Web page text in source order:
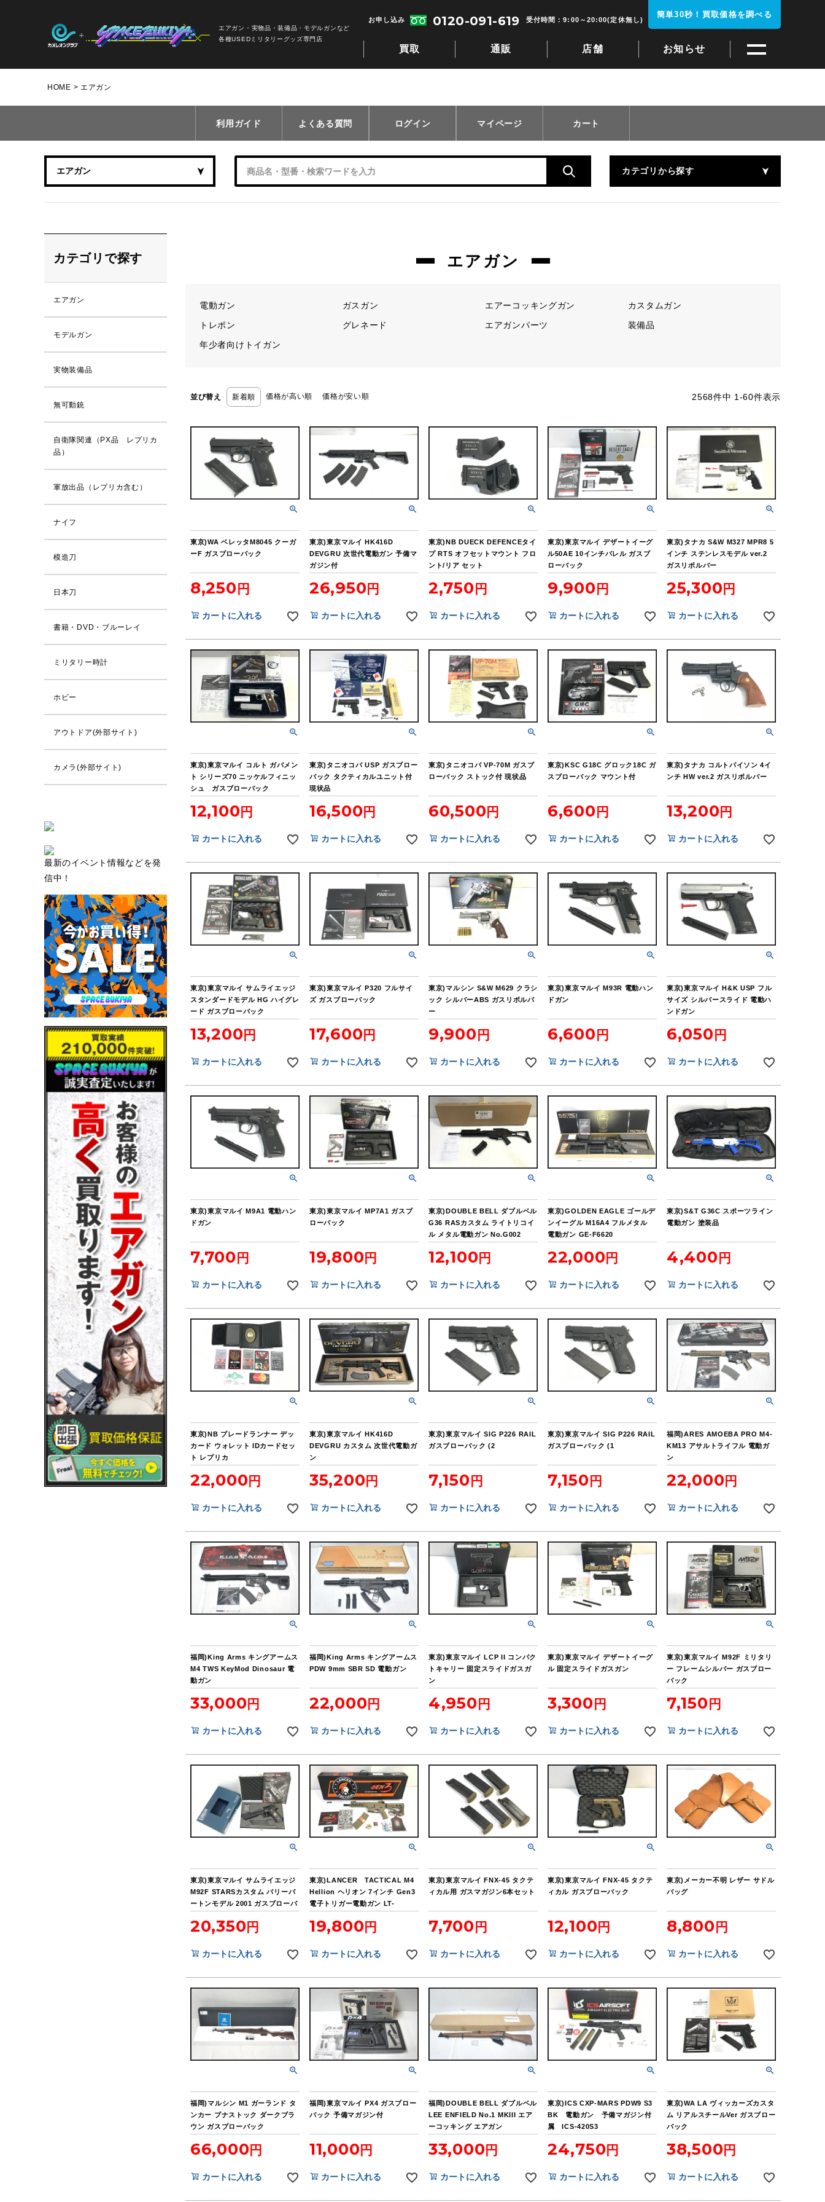
エアガン・実物品・装備品・モデルガンなど
各種USEDミリタリーグッズ専門店
買取 通販 店舗 お知らせ
お申し込み 0120-091-619 受付時間：9:00～20:00(定休無し)
簡単30秒！買取価格を調べる
HOME エアガン
利用ガイド よくある質問 ログイン マイページ カート
カテゴリから探す
エアガン
電動ガン ガスガン エアーコッキングガン
カスタムガン
トレポン
グレネード エアガンパーツ
装備品
年少者向けトイガン
並び替え 新着順 価格が高い順 価格が安い順 2568件中 1 -60件表示
東京)WA ベレッタM8045 クーガ
ーF ガスブローバック
8,250
カートに入れる
東京)東京マルイ HK416D
DEVGRU 次世代電動ガン 予備マ
ガジン付
26,950
カートに入れる
東京)NB DUECK DEFENCEタイ
プ RTS オフセットマウント フロ
ント/リア セット
2,750
カートに入れる
東京)東京マルイ デザートイーグ
ル50AE 10インチバレル ガスブ
ローバック
9,900
カートに入れる
東京)タナカ S&W M327 MPR8 5
インチ ステンレスモデル ver.2
ガスリボルバー
25,300
カートに入れる
東京)東京マルイ コルト ガバメン
ト シリーズ70 ニッケルフィニッ
シュ ガスブローバック
12,100
カートに入れる
東京)タニオコバ USP ガスブロー
バック タクティカルユニット付
現状品
16,500
カートに入れる
東京)タニオコバ VP-70M ガスブ
ローバック ストック付 現状品
60,500
カートに入れる
東京)KSC G18C グロック18C ガ
スブローバック マウント付
6,600
カートに入れる
東京)タナカ コルトパイソン 4イ
ンチ HW ver.2 ガスリボルバー
13,200
カートに入れる
東京)東京マルイ サムライエッジ
スタンダードモデル HG ハイグレ
ード ガスブローバック
13,200
カートに入れる
東京)東京マルイ P320 フルサイ
ズ ガスブローバック
17,600
カートに入れる
東京)マルシン S&W M629 クラシ
ック シルバーABS ガスリボルバ
ー
9,900
カートに入れる
東京)東京マルイ M93R 電動ハン
ドガン
6,600
カートに入れる
東京)東京マルイ H&K USP フル
サイズ シルバースライド 電動ハ
ンドガン
6,050
カートに入れる
東京)東京マルイ M9A1 電動ハン
ドガン
7,700
カートに入れる
東京)東京マルイ MP7A1 ガスブ
ローバック
19,800
カートに入れる
東京)DOUBLE BELL ダブルベル
G36 RASカスタム ライトリコイ
ル メタル電動ガン No.G002
12,100
カートに入れる
東京)GOLDEN EAGLE ゴールデ
ンイーグル M16A4 フルメタル
電動ガン GE-F6620
22,000
カートに入れる
東京)S&T G36C スポーツライン
電動ガン 塗装品
4,400
カートに入れる
東京)NB ブレードランナー デッ
カード ウォレット IDカードセッ
ト レプリカ
22,000
カートに入れる
東京)東京マルイ HK416D
DEVGRU カスタム 次世代電動ガ
ン
35,200
カートに入れる
東京)東京マルイ SIG P226 RAIL
ガスブローバック (2
7,150
カートに入れる
東京)東京マルイ SIG P226 RAIL
ガスブローバック (1
7,150
カートに入れる
福岡)ARES AMOEBA PRO M4-
KM13 アサルトライフル 電動ガ
ン
22,000
カートに入れる
福岡)King Arms キングアームス
M4 TWS KeyMod Dinosaur 電
動ガン
33,000
カートに入れる
福岡)King Arms キングアームス
PDW 9mm SBR SD 電動ガン
22,000
カートに入れる
東京)東京マルイ LCP II コンパク
トキャリー 固定スライドガスガ
ン
4,950
カートに入れる
東京)東京マルイ デザートイーグ
ル 固定スライドガスガン
3,300
カートに入れる
東京)東京マルイ M92F ミリタリ
ー フレームシルバー ガスブロー
バック
7,150
カートに入れる
東京)東京マルイ サムライエッジ
M92F STARSカスタム バリーバ
ートンモデル 2001 ガスブローバ
20,350
カートに入れる
東京)LANCER TACTICAL M4
Hellion ヘリオン 7インチ Gen3
電子トリガー電動ガン LT-
19,800
カートに入れる
東京)東京マルイ FNX-45 タクテ
ィカル用 ガスマガジン6本セット
7,700
カートに入れる
東京)東京マルイ FNX-45 タクテ
ィカル ガスブローバック
12,100
カートに入れる
東京)メーカー不明 レザー サドル
バッグ
8,800
カートに入れる
福岡)マルシン M1 ガーランド タ
ンカー ブナストック ダークブラ
ウン ガスブローバック
66,000
カートに入れる
福岡)東京マルイ PX4 ガスブロー
バック 予備マガジン付
11,000
カートに入れる
福岡)DOUBLE BELL ダブルベル
LEE ENFIELD No.1 MKIII エア
ーコッキング エアガン
33,000
カートに入れる
東京)ICS CXP-MARS PDW9 S3
BK 電動ガン 予備マガジン付
属 ICS-420S3
24,750
カートに入れる
東京)WA LA ヴィッカーズカスタ
ム リアルスチールVer ガスブロー
バック
38,500
カートに入れる
カテゴリで探す
エアガン
モデルガン
実物装備品
無可動銃
自衛隊関連（PX品 レプリカ
品）
軍放出品（レプリカ含む）
ナイフ
模造刀
日本刀
書籍・DVD・ブルーレイ
ミリタリー時計
ホビー
アウトドア(外部サイト)
カメラ(外部サイト)
最新のイベント情報などを発
信中！